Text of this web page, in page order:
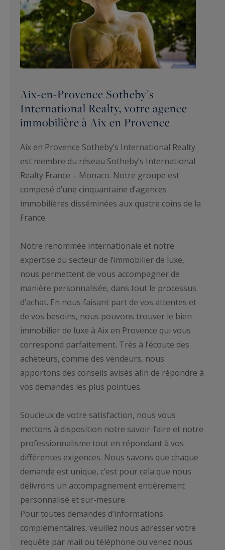
Aix-en-Provence Sotheby’s
International Realty, votre agence
immobilière à Aix en Provence
Aix en Provence Sotheby’s International Realty
est membre du réseau Sotheby’s International
Realty France – Monaco. Notre groupe est
composé d’une cinquantaine d’agences
immobilières disséminées aux quatre coins de la
France.
Notre renommée internationale et notre
expertise du secteur de l’immobilier de luxe,
nous permettent de vous accompagner de
manière personnalisée, dans tout le processus
d’achat. En nous faisant part de vos attentes et
de vos besoins, nous pouvons trouver le bien
immobilier de luxe à Aix en Provence qui vous
correspond parfaitement. Très à l’écoute des
acheteurs, comme des vendeurs, nous
apportons des conseils avisés afin de répondre à
vos demandes les plus pointues.
Soucieux de votre satisfaction, nous vous
mettons à disposition notre savoir-faire et notre
professionnalisme tout en répondant à vos
différentes exigences. Nous savons que chaque
demande est unique, c’est pour cela que nous
délivrons un accompagnement entièrement
personnalisé et sur-mesure.
Pour toutes demandes d’informations
complémentaires, veuillez nous adresser votre
requête par mail ou téléphone ou venez nous